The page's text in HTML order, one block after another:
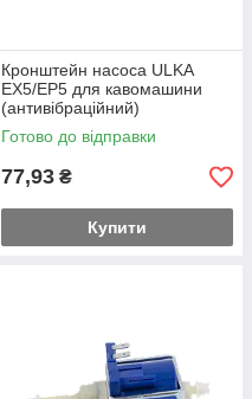
Кронштейн насоса ULKA
EX5/EP5 для кавомашини
(антивібраційний)
Готово до відправки
77,93 ₴
Купити